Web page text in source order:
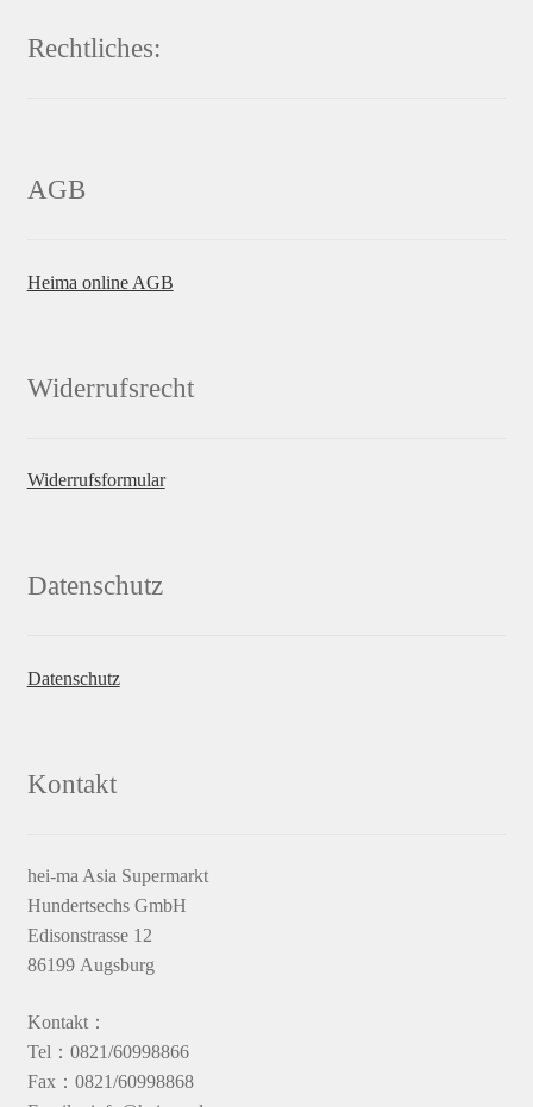
Rechtliches:
AGB
Heima online AGB
Widerrufsrecht
Widerrufsformular
Datenschutz
Datenschutz
Kontakt
hei-ma Asia Supermarkt
Hundertsechs GmbH
Edisonstrasse 12
86199 Augsburg
Kontakt：
Tel：0821/60998866
Fax：0821/60998868